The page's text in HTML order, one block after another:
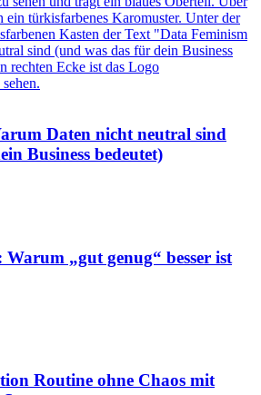
Daten nicht neutral sind
Business bedeutet)
„gut genug“ besser ist
Routine ohne Chaos mit